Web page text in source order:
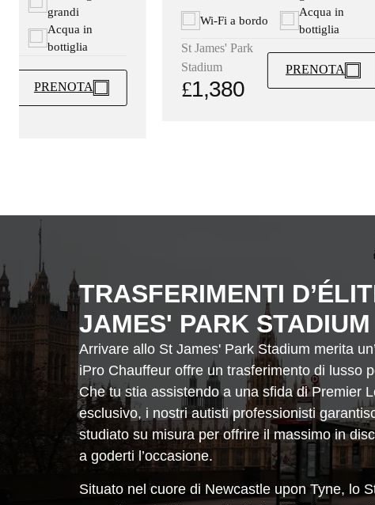
grandi
Acqua in
bottiglia
PRENOTA
Wi-Fi a bordo
Acqua in
bottiglia
St James' Park
Stadium
£1,380
PRENOTA
TRASFERIMENTI
JAMES' PARK STADIUM
Arrivare allo St James' Park Stadium merita
iPro Chauffeur offre un trasferimento di lusso
Che tu stia assistendo a una sfida di Premier
esclusivo, i nostri autisti professionisti
studiato su misura per offrire il massimo in
a goderti l’occasione.
Situato nel cuore di Newcastle upon Tyne, lo